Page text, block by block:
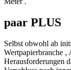
paar PLUS
Selbst obwohl ab
Wertpapierbranche ,
Herausforderungen